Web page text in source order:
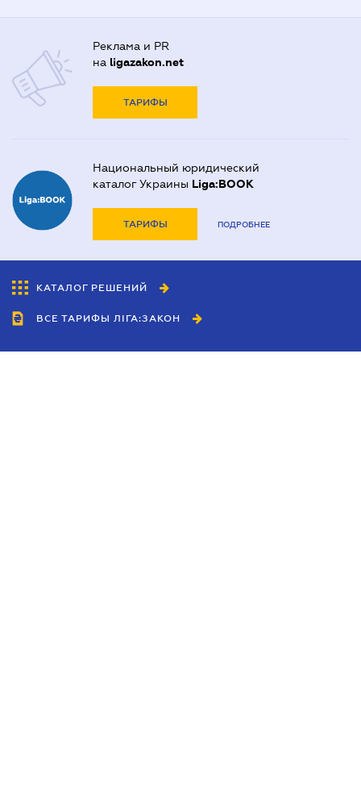
Реклама и PR
на ligazakon.net
ТАРИФЫ
Национальный юридический
каталог Украины Liga:BOOK
ТАРИФЫ ПОДРОБНЕЕ
КАТАЛОГ РЕШЕНИЙ
ВСЕ ТАРИФЫ ЛІГА:ЗАКОН